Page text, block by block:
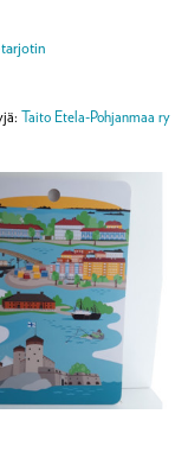
Taito Etela-Pohjanmaa ry